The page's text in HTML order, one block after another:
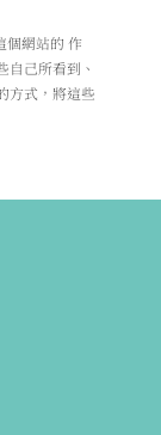
網站的 作
己所看到、
方式，將這些